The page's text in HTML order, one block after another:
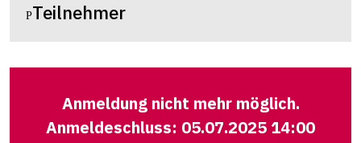
Teilnehmer
Anmeldung nicht mehr möglich.
Anmeldeschluss: 05.07.2025 14:00